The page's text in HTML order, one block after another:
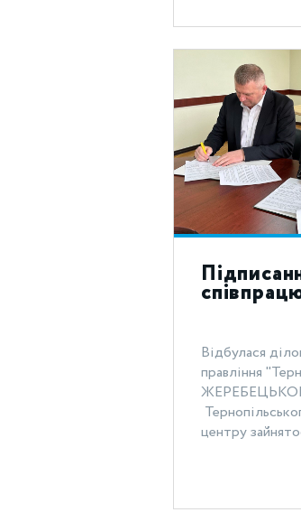
Відбулася
правління
центру